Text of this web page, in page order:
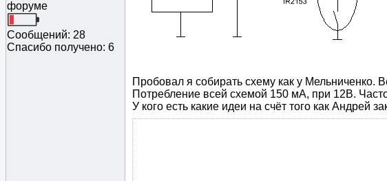
форуме
Сообщений: 28
Спасибо получено: 6
Пробовал я собирать схему как у Мельниченко.
Потребление всей схемой 150 мА, при 12В.
У кого есть какие идеи на счёт того как Андрей